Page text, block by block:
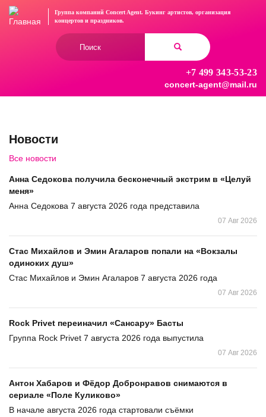
Перейти
Группа компаний Concert Agent. Букинг артистов, организация
концертови праздников.
+7 499 343-53-23
concert-agent@mail.ru
Новости
Все новости
Анна Седокова получила бесконечный экстрим в «Целуй
меня»
Анна Седокова 7 августа 2026 года представила
07 Авг 2026
Стас Михайлов и Эмин Агаларов попали на «Вокзалы
одиноких душ»
Стас Михайлов и Эмин Агаларов 7 августа 2026 года
07 Авг 2026
Rock Privet переиначил «Сансару» Басты
Группа Rock Privet 7 августа 2026 года выпустила
07 Авг 2026
Антон Хабаров и Фёдор Добронравов снимаются в
сериале «Поле Куликово»
В начале августа 2026 года стартовали съёмки